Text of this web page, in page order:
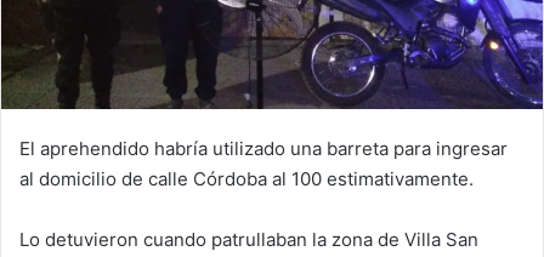
El aprehendido habría utilizado una barreta para ingresar
al domicilio de calle Córdoba al 100 estimativamente.
Lo detuvieron cuando patrullaban la zona de Villa San